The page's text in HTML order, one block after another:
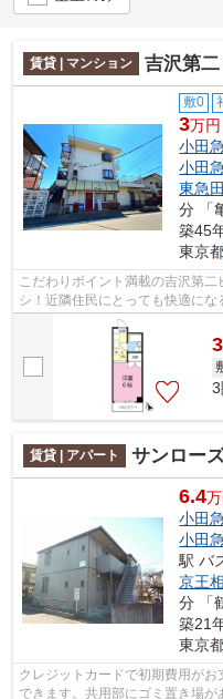
賃貸 | マンション 吉沢第
敷0
3万円
小田
小田
東急
分 「
築45
東京
こだわりポイント満載の吉沢第
シ！近隣住民にとっても快適にな
ご好評をいただいている、清潔感
3
賃貸 | アパート サンロー
6.4
小田
小田
駅 バ
京王
分 「
築21
東京
クレジットカードで初期費用が
できます。共用部にゴミ置き場が